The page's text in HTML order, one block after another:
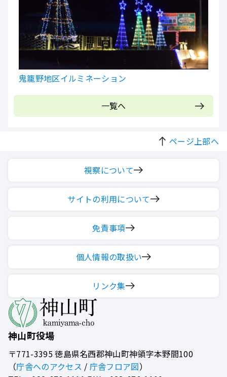
鬼籠野地区イルミネーション
一覧へ
ページ上部へ
神山町役場
〒771-3395徳島県名西郡神山町神領字本野間100
（庁舎へのアクセス / 庁舎フロア図）
視察について
サイトの利用について
免責事項
個人情報の取扱い
リンク集